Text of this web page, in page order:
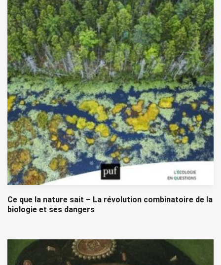
Ce que la nature sait – La révolution combinatoire de la
biologie et ses dangers